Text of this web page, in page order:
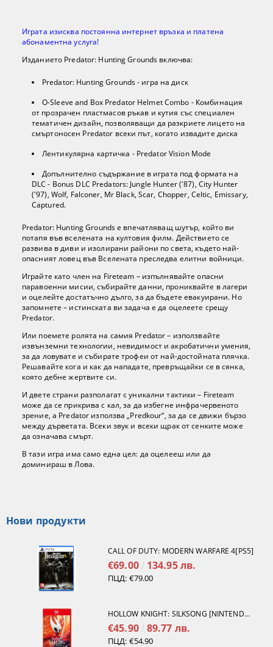
Играта изисква постоянна интернет връзка и платена
абонаментна услуга!
Изданието Predator: Hunting Grounds включва:
Predator: Hunting Grounds - игра на диск
O-Sleeve and Box Predator Helmet Combo - Комбинация
от прозрачен пластмасов ръкав и кутия със специален
тематичен дизайн, позволяващи да разкриете лицето на
смъртоносен Predator всеки път, когато извадите диска
Лентикулярна картичка - Predator Vision Mode
Допълнително съдържание в играта под формата на
DLC - Bonus DLC Predators: Jungle Hunter ('87), City Hunter
('97), Wolf, Falconer, Mr Black, Scar, Chopper, Celtic, Emissary,
Captured.
Predator: Hunting Grounds е впечатляващ шутър, който ви
потапя във вселената на култовия филм. Действието се
развива в диви и изолирани райони по света, където най-
опасният ловец във Вселената преследва елитни войници.
Играйте като член на Fireteam – изпълнявайте опасни
паравоенни мисии, събирайте данни, прониквайте в лагери
и оцелейте достатъчно дълго, за да бъдете евакуирани. Но
запомнете – истинската ви задача е да оцелеете срещу
Predator.
Или поемете ролята на самия Predator – използвайте
извънземни технологии, невидимост и акробатични умения,
за да ловувате и събирате трофеи от най-достойната плячка.
Решавайте кога и как да нападате, превръщайки се в сянка,
която дебне жертвите си.
И двете страни разполагат с уникални тактики – Fireteam
може да се прикрива с кал, за да избегне инфрачервеното
зрение, а Predator използва „Predkour“, за да се движи бързо
между дърветата. Всеки звук и всеки щрак от сенките може
да означава смърт.
В тази игра има само една цел: да оцелееш или да
доминираш в Лова.
Нови продукти
CALL OF DUTY: MODERN WARFARE 4[PS5]
€69.00 134.95 лв.
ПЦД: €79.00
HOLLOW KNIGHT: SILKSONG [NINTENDO SWITCH 2]
€45.90 89.77 лв.
ПЦД: €54.90